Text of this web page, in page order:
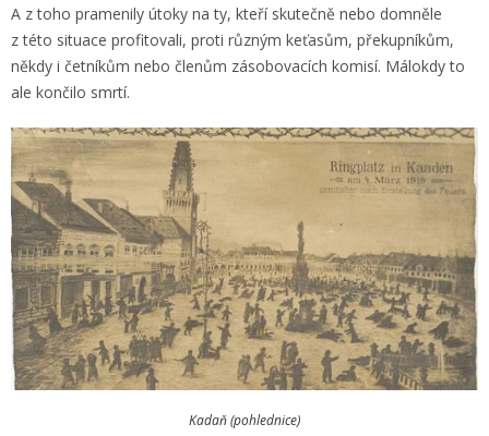
A z toho pramenily útoky na ty, kteří skutečně nebo domněle
z této situace profitovali, proti různým keťasům, překupníkům,
někdy i četníkům nebo členům zásobovacích komisí. Málokdy to
ale končilo smrtí.
Kadaň (pohlednice)